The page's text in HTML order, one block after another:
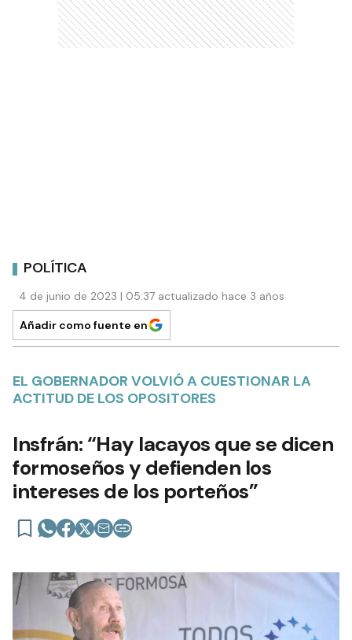
POLÍTICA
4 de junio de 2023 | 05:37 actualizado hace 3 años
Añadir como fuente en
EL GOBERNADOR VOLVIÓ A CUESTIONAR LA
ACTITUD DE LOS OPOSITORES
Insfrán: “Hay lacayos que se dicen
formoseños y defienden los
intereses de los porteños”